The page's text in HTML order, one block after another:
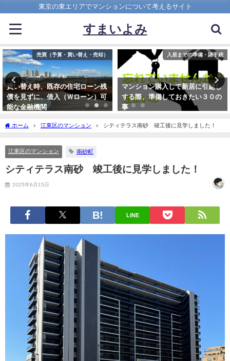
東京の東エリアでマンションについて考えるサイト
すまいよみ
入居までの準備・諸手続
マンション購入して新居に引越し
する際、準備しておきたい３０の
事
マンション市場・中古相場動向
24年度江東5区、中古マンション
相場まとめ（※）
2025年10月2日
ホーム 江東区のマンション シティテラス南砂 竣工後に見学しました！
江東区のマンション 南砂町
シティテラス南砂 竣工後に見学しました！
2025年6月15日
LINE